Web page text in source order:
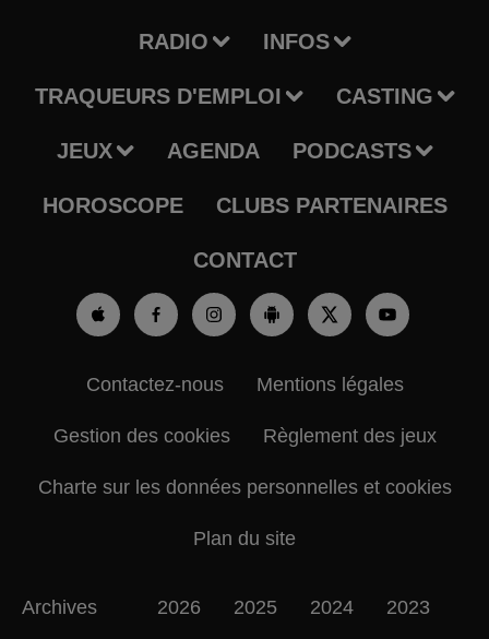
RADIO INFOS
TRAQUEURS D'EMPLOI CASTING
JEUX AGENDA PODCASTS
HOROSCOPE CLUBS PARTENAIRES
CONTACT
Contactez-nous Mentions légales
Gestion des cookies Règlement des jeux
Charte sur les données personnelles et cookies
Plan du site
Archives 2026 2025 2024 2023